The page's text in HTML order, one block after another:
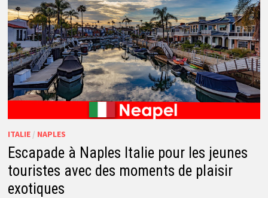
ITALIE/ NAPLES
Escapade à Naples Italie pour les jeunes
touristes avec des moments de plaisir
exotiques